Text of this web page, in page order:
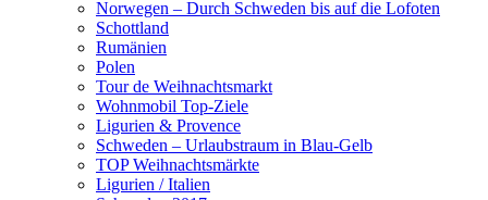
Norwegen – Durch Schweden bis auf die Lofoten
Schottland
Rumänien
Polen
Tour de Weihnachtsmarkt
Wohnmobil Top-Ziele
Ligurien & Provence
Schweden – Urlaubstraum in Blau-Gelb
TOP Weihnachtsmärkte
Ligurien / Italien